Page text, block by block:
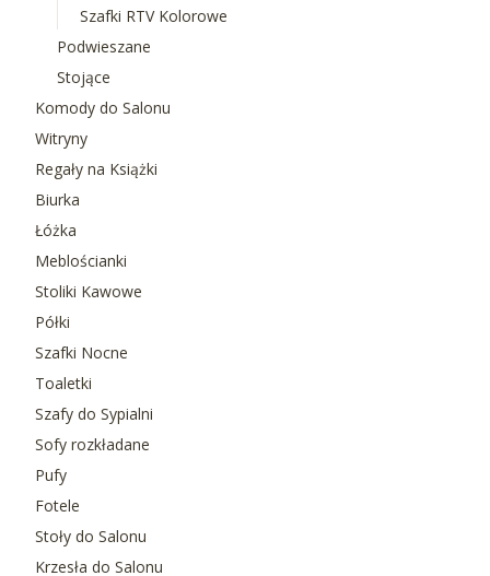
Szafki RTV Kolorowe
Podwieszane
Stojące
Komody do Salonu
Witryny
Regały na Książki
Biurka
Łóżka
Meblościanki
Stoliki Kawowe
Półki
Szafki Nocne
Toaletki
Szafy do Sypialni
Sofy rozkładane
Pufy
Fotele
Stoły do Salonu
Krzesła do Salonu